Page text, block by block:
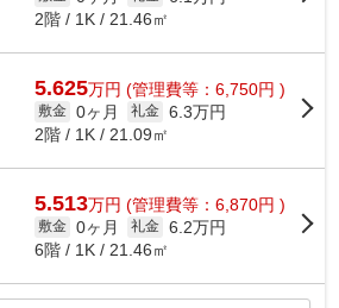
2階 / 1K / 21.46㎡
5.625万円 (管理費等：6,750円 )
敷金 0ヶ月 礼金 6.3万円
2階 / 1K / 21.09㎡
5.513万円 (管理費等：6,870円 )
敷金 0ヶ月 礼金 6.2万円
6階 / 1K / 21.46㎡